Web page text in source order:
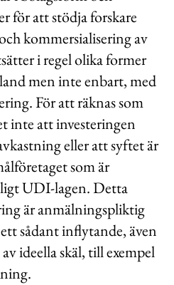
för att stödja forskare
kommersialisering av
i regel olika former
men inte enbart, med
För att räknas som
inte att investeringen
eller att syftet är
som är
UDI-lagen. Detta
är anmälningspliktig
sådant inflytande, även
ideella skäl, till exempel